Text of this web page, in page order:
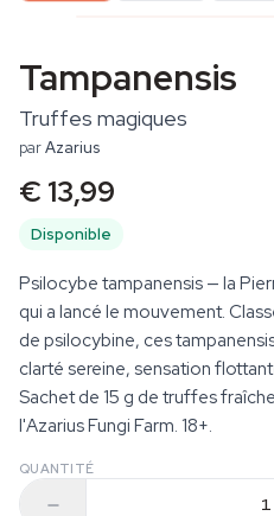
Tampanensis
Truffes magiques
parAzarius
€ 13,99
Disponible
Psilocybe tampanensis — la
qui a lancé le mouvement.
de psilocybine, ces
clarté sereine, sensation
Sachet de 15 g de truffes
l'Azarius Fungi Farm. 18+.
QUANTITÉ